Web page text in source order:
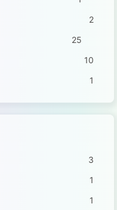
2
25
10
1
3
1
1